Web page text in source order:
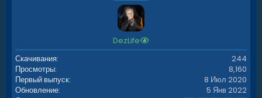
DezLife
Скачивания
244
Просмотры
8,160
Первый выпуск
8 Июл 2020
Обновление
5 Янв 2022